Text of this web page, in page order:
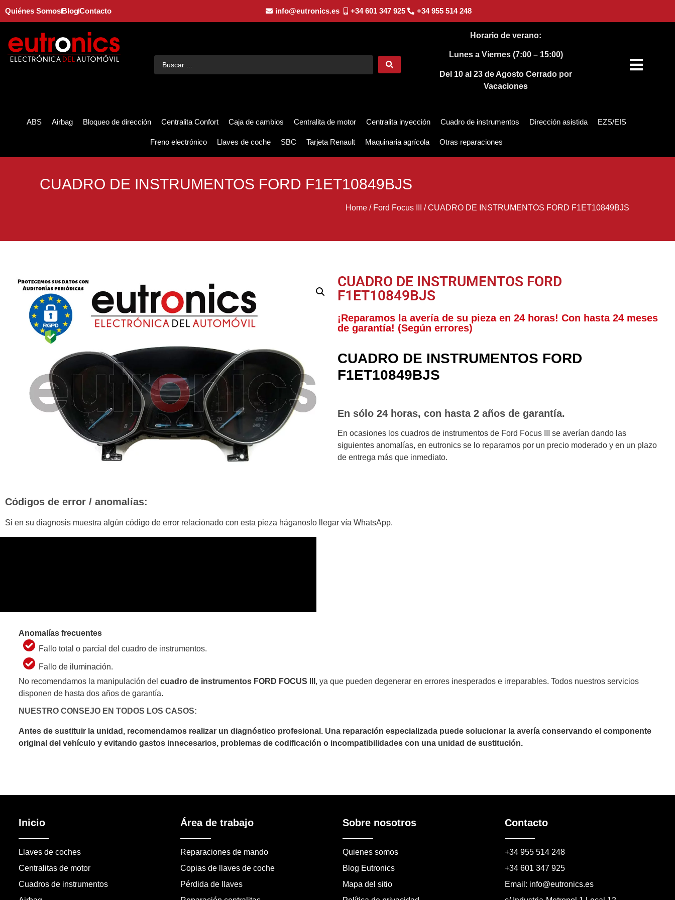
Quiénes SomosBlogContacto info@eutronics.es +34 601 347 925 +34 955 514 248
Horario de verano:
Lunes a Viernes (7:00 – 15:00)
Del 10 al 23 de AgostoCerrado por
Vacaciones
ABS Airbag Bloqueo de dirección Centralita Confort Caja de cambios Centralita de motor Centralita inyección Cuadro de instrumentos Dirección asistida EZS/EIS
Freno electrónico Llaves de coche SBC Tarjeta Renault Maquinaria agrícola Otras reparaciones
CUADRO DE INSTRUMENTOS FORD F1ET10849BJS
Home/ Ford Focus III /CUADRO DE INSTRUMENTOS FORD F1ET10849BJS
CUADRO DE INSTRUMENTOS FORD
F1ET10849BJS
¡Reparamos la avería de su pieza en 24 horas! Con hasta 24 meses
de garantía! (Según errores)
CUADRO DE INSTRUMENTOS FORD
F1ET10849BJS
En sólo 24 horas, con hasta 2 años de garantía.
En ocasiones los cuadros de instrumentos de Ford Focus III se averían dando las
siguientes anomalías, en eutronics se lo reparamos por un precio moderado y en un plazo
de entrega más que inmediato.
Códigos de error / anomalías:
Si en su diagnosis muestra algún código de error relacionado con esta pieza háganoslo llegar vía WhatsApp.
Anomalías frecuentes
Fallo total o parcial del cuadro de instrumentos.
Fallo de iluminación.
No recomendamos la manipulación del cuadro de instrumentos FORD FOCUS III , ya que pueden degenerar en errores inesperados e irreparables. Todos nuestros servicios
disponen de hasta dos años de garantía.
NUESTRO CONSEJO EN TODOS LOS CASOS:
Antes de sustituir la unidad, recomendamos realizar un diagnóstico profesional. Una reparación especializada puede solucionar la avería conservando el componente
original del vehículo y evitando gastos innecesarios, problemas de codificación o incompatibilidades con una unidad de sustitución.
Inicio
Llaves de coches
Centralitas de motor
Cuadros de instrumentos
Área de trabajo
Reparaciones de mando
Copias de llaves de coche
Pérdida de llaves
Sobre nosotros
Quienes somos
Blog Eutronics
Mapa del sitio
Contacto
+34 955 514 248
+34 601 347 925
Email: info@eutronics.es